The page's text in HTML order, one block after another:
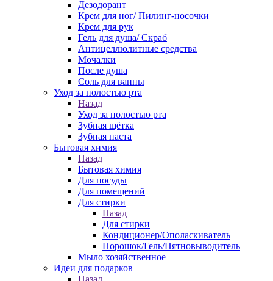
Дезодорант
Крем для ног/ Пилинг-носочки
Крем для рук
Гель для душа/ Скраб
Антицеллюлитные средства
Мочалки
После душа
Соль для ванны
Уход за полостью рта
Назад
Уход за полостью рта
Зубная щётка
Зубная паста
Бытовая химия
Назад
Бытовая химия
Для посуды
Для помещений
Для стирки
Назад
Для стирки
Кондиционер/Ополаскиватель
Порошок/Гель/Пятновыводитель
Мыло хозяйственное
Идеи для подарков
Назад